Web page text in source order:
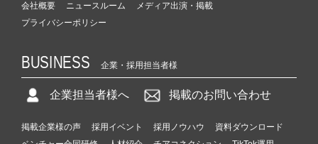
会社概要 ニュースルーム
メディア出演・掲載
プライバシーポリシー
BUSINESS 企業・採用担当者様
企業担当者様へ 掲載のお問い合わせ
掲載企業様の声 採用イベント 採用ノウハウ
資料ダウンロード